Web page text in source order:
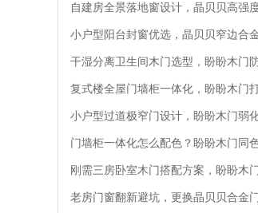
自建房全景落地窗设计，晶贝贝高强
小户型阳台封窗优选，晶贝贝窄边合
干湿分离卫生间木门选型，盼盼木门
复式楼全屋门墙柜一体化，盼盼木门
小户型过道极窄门设计，盼盼木门弱
门墙柜一体化怎么配色？盼盼木门同
刚需三房卧室木门搭配方案，盼盼木
老房门窗翻新避坑，更换晶贝贝合金